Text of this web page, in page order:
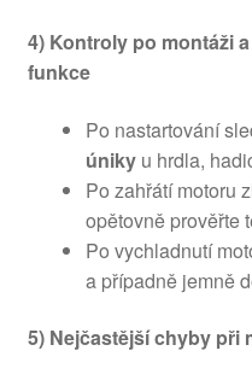
4) Kontroly po montáži
funkce
Po nastartování
únikyu hrdla,
Po zahřátí motoru
opětovně prověřte
Po vychladnutí
a případně jemně
5) Nejčastější chyby při